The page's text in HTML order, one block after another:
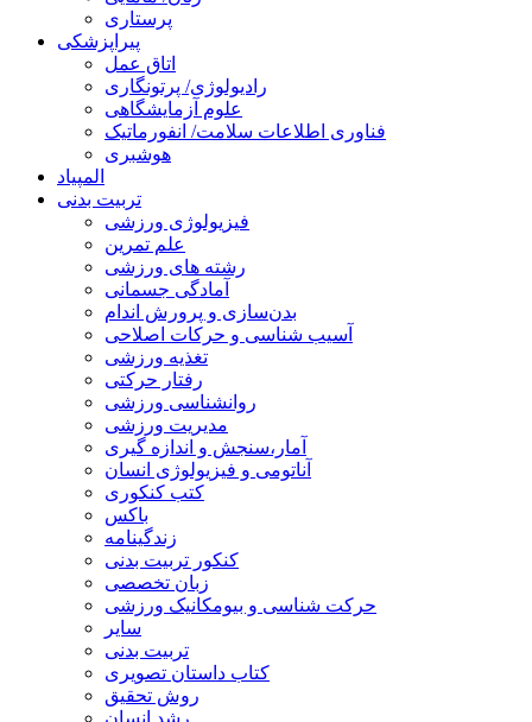
پرستاری
پیراپزشکی
اتاق عمل
رادیولوژی/ پرتونگاری
علوم آزمایشگاهی
فناوری اطلاعات سلامت/ انفورماتیک
هوشبری
المپیاد
تربیت بدنی
فیزیولوژی ورزشی
علم تمرین
رشته های ورزشی
آمادگی جسمانی
بدن‌سازی و پرورش اندام
آسیب شناسی و حرکات اصلاحی
تغذیه ورزشی
رفتار حرکتی
روانشناسی ورزشی
مدیریت ورزشی
آمار،سنجش و اندازه گیری
آناتومی و فیزیولوژی انسان
کتب کنکوری
باکس
زندگینامه
کنکور تربیت بدنی
زبان تخصصی
حرکت شناسی و بیومکانیک ورزشی
سایر
تربیت بدنی
کتاب داستان تصویری
روش تحقیق
رشد انسان